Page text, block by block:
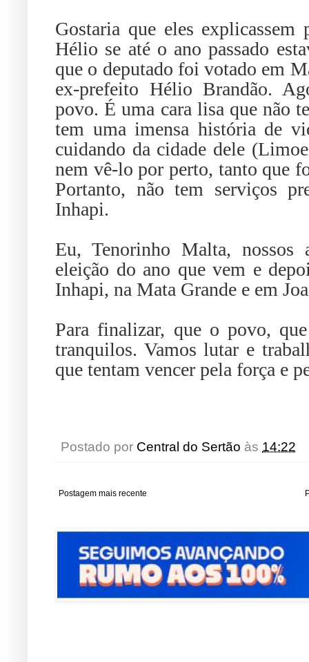
Gostaria que eles
Hélio se até o ano passado
que o deputado foi votado em
ex-prefeito Hélio Brandão.
povo. É uma cara lisa que não
tem uma imensa história de
cuidando da cidade dele
nem vê-lo por perto, tanto que
Portanto, não tem serviços
Inhapi.
Eu, Tenorinho Malta,
eleição do ano que vem e
Inhapi, na Mata Grande e em
Para finalizar, que o povo,
tranquilos. Vamos lutar e
que tentam vencer pela força e
Postado por Central do Sertão às 14:22
Postagem mais recente